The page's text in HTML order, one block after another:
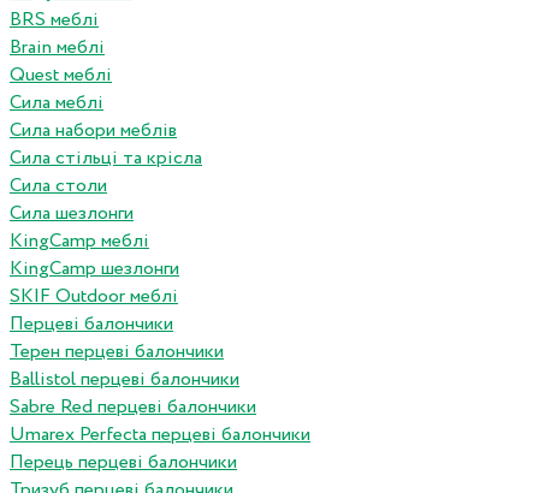
BRS меблі
Brain меблі
Quest меблі
Сила меблі
Сила набори меблів
Сила стільці та крісла
Сила столи
Сила шезлонги
KingCamp меблі
KingCamp шезлонги
SKIF Outdoor меблі
Перцеві балончики
Терен перцеві балончики
Ballistol перцеві балончики
Sabre Red перцеві балончики
Umarex Perfecta перцеві балончики
Перець перцеві балончики